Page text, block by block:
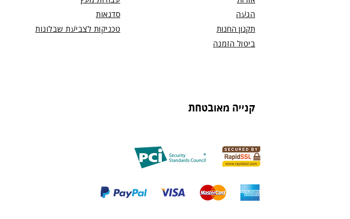
סדנאות
טכניקות לצביעת שבלונות
הגעה
תקנון החנות
ביטול הזמנה
קנייה מאובטחת